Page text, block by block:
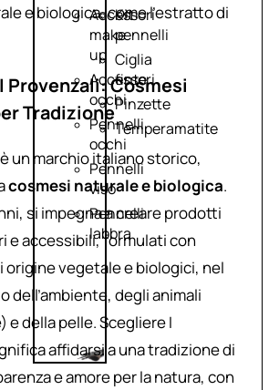
Accessori
make
up
Accessori
occhi
Pennelli
occhi
Pennelli
viso
Pennelli
labbra
Kit
pennelli
Ciglia
finte
Pinzette
Temperamatite
e biologica, come l’estratto di
Provenzali: Cosmesi
Tradizione
è un marchio italiano storico,
cosmesi naturale e biologica.
si impegna a creare prodotti
e accessibili, formulati con
origine vegetale e biologici, nel
dell’ambiente, degli animali
della pelle. Scegliere I
affidarsi a una tradizione di
e amore per la natura, con